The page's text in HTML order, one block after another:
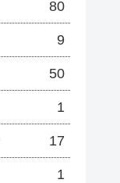
80
9
50
1
17
1